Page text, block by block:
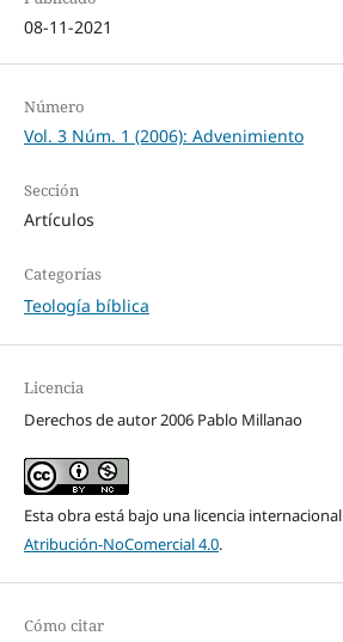
08-11-2021
Número
Vol. 3 Núm. 1 (2006): Advenimiento
Sección
Artículos
Categorías
Teología bíblica
Licencia
Derechos de autor 2006 Pablo Millanao
Esta obra está bajo una licencia internacional
Atribución-NoComercial 4.0.
Cómo citar